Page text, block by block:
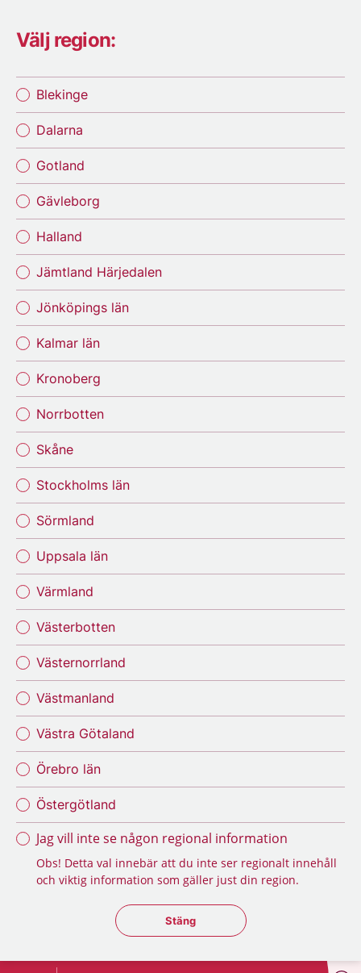
Välj region:
Blekinge
Dalarna
Gotland
Gävleborg
Halland
Jämtland Härjedalen
Jönköpings län
Kalmar län
Kronoberg
Norrbotten
Skåne
Stockholms län
Sörmland
Uppsala län
Värmland
Västerbotten
Västernorrland
Västmanland
Västra Götaland
Örebro län
Östergötland
Jag vill inte se någon regional information
Obs! Detta val innebär att du inte ser regionalt innehåll
och viktig information som gäller just din region.
Stäng regionsväljaren
Stäng